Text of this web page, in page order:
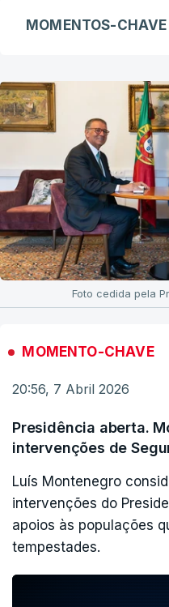
MOMENTOS-CHAVE
Foto cedida pela
MOMENTO-CHAVE
20:56, 7 Abril 2026
Presidência aberta.
intervenções de
Luís Montenegro
intervenções do
apoios às populações
tempestades.